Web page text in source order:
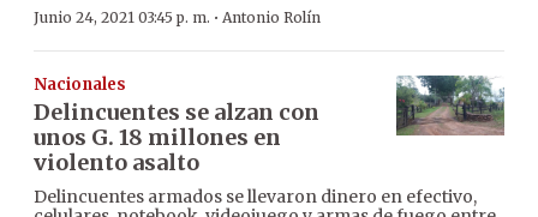
Junio 24, 2021 03:45 p. m. · Antonio Rolín
Nacionales
Delincuentes se alzan con
unos G. 18 millones en
violento asalto
Delincuentes armados se llevaron dinero en efectivo,